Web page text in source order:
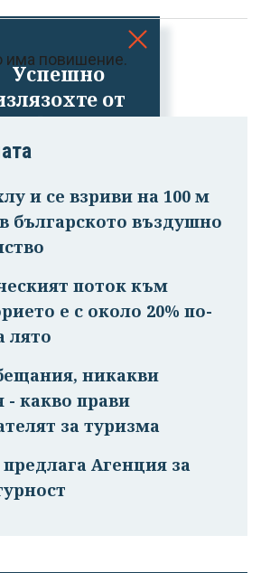
Успешно
от
си!
има повишение.
и се взриви на 100 м
българското въздушно
поток към
е с около 20% по-
лято
никакви
- какво прави
за туризма
Агенция за